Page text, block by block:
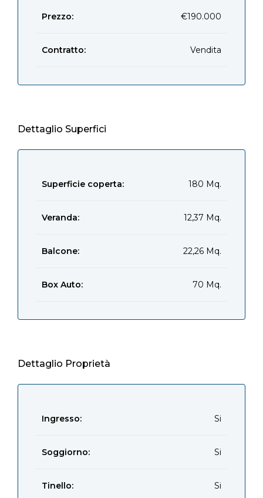
Prezzo: €190.000
Contratto: Vendita
Dettaglio Superfici
Superficie coperta: 180 Mq.
Veranda: 12,37 Mq.
Balcone: 22,26 Mq.
Box Auto: 70 Mq.
Dettaglio Proprietà
Ingresso: Si
Soggiorno: Si
Tinello: Si